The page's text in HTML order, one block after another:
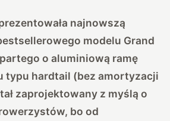
najnowszą
modelu Grand
o aluminiową ramę
typu hardtail (bez amortyzacji
zaprojektowany z myślą o
bo od